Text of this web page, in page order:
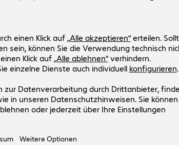
HPE NW Instant On AP21 Access Point
Artikel-Nr:
Hersteller-Nr:
Ausführung: Europäisch
Standard:Wi-Fi 6 (802.11ax)
WLAN Geschwindigkeit (bis zu) 1.200 Mbit/s